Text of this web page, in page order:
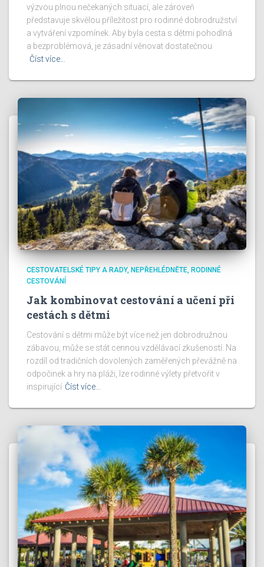
výzvou plnou nečekaných situací, ale zároveň
představuje skvělou příležitost pro rodinné dobrodružství
a vytváření vzpomínek. Aby byla cesta s dětmi pohodlná
a bezproblémová, je zásadní věnovat dostatečnou
Číst více…
CESTOVATELSKÉ TIPY A RADY NEPŘEHLÉDNĚTE RODINNÉ
CESTOVÁNÍ
Jak kombinovat cestování a učení při
cestách s dětmi
Cestování s dětmi může být více než jen dobrodružnou
zábavou, může se stát cennou vzdělávací zkušeností. Na
rozdíl od tradičních dovolených zaměřených převážně na
odpočinek a hry na pláži, lze rodinné výlety přetvořit v
inspirující Číst více…